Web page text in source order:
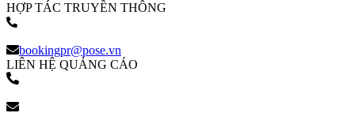
HỢP TÁC TRUYỀN THÔNG
bookingpr@pose.vn
LIÊN HỆ QUẢNG CÁO